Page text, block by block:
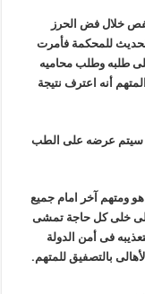
خلال فض الحرز
للمحكمة فأمرت
طلبه وطلب محاميه
أنه اعترف نتيجة
سيتم عرضه على الطب
ومتهم آخر امام جميع
لى خلى كل حاجة تمشى
فى أمن الدولة
بالتصفيق للمتهم.